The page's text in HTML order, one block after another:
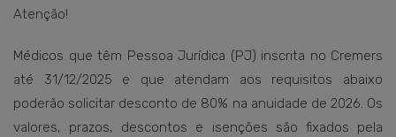
Atenção!
Médicos que têm Pessoa Jurídica (PJ) inscrita no Cremers
até 31/12/2025 e que atendam aos requisitos abaixo
poderão solicitar desconto de 80% na anuidade de 2026. Os
valores, prazos, descontos e isenções são fixados pela